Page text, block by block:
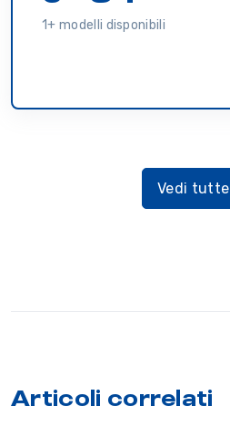
1+ modelli disponibili
Vedi tutte
Articoli correlati